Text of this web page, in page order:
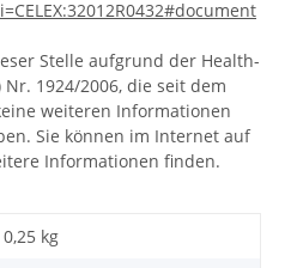
Stelle aufgrund der Health-
Nr. 1924/2006, die seit dem
weiteren Informationen
Sie können im Internet auf
Informationen finden.
0,25 kg